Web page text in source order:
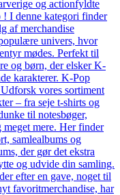
og actionfyldte
I denne kategori finder
af merchandise
univers, hvor
mødes. Perfekt til
og børn, der elsker K-
karakterer. K-Pop
vores sortiment
– fra seje t-shirts og
til notesbøger,
mere. Her finder
samlealbums og
der gør det ekstra
og udvide din samling.
efter en gave, noget til
favoritmerchandise, har